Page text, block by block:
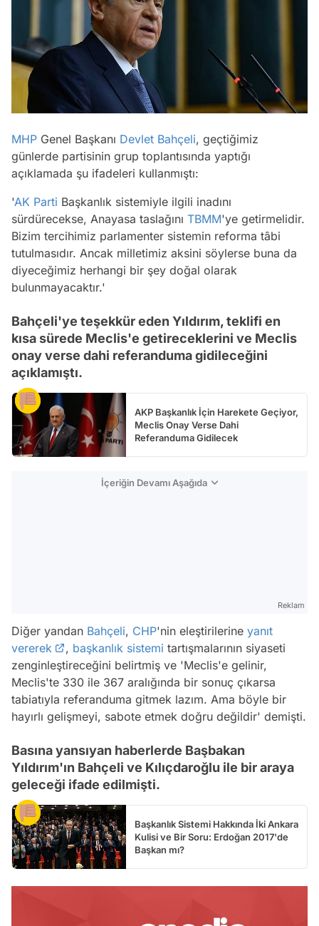
MHP Genel Başkanı Devlet Bahçeli, geçtiğimiz
günlerde partisinin grup toplantısında yaptığı
açıklamada şu ifadeleri kullanmıştı:
'AK Parti Başkanlık sistemiyle ilgili inadını
sürdürecekse, Anayasa taslağını TBMM'ye getirmelidir.
Bizim tercihimiz parlamenter sistemin reforma tâbi
tutulmasıdır. Ancak milletimiz aksini söylerse buna da
diyeceğimiz herhangi bir şey doğal olarak
bulunmayacaktır.'
Bahçeli'ye teşekkür eden Yıldırım, teklifi en
kısa sürede Meclis'e getireceklerini ve Meclis
onay verse dahi referanduma gidileceğini
açıklamıştı.
AKP Başkanlık İçin Harekete Geçiyor,
Meclis Onay Verse Dahi
Referanduma Gidilecek
İçeriğin Devamı Aşağıda
Reklam
Diğer yandan Bahçeli, CHP'nin eleştirilerine yanıt
vererek
, başkanlık sistemi tartışmalarının siyaseti
zenginleştireceğini belirtmiş ve 'Meclis'e gelinir,
Meclis'te 330 ile 367 aralığında bir sonuç çıkarsa
tabiatıyla referanduma gitmek lazım. Ama böyle bir
hayırlı gelişmeyi, sabote etmek doğru değildir' demişti.
Basına yansıyan haberlerde Başbakan
Yıldırım'ın Bahçeli ve Kılıçdaroğlu ile bir araya
geleceği ifade edilmişti.
Başkanlık Sistemi Hakkında İki Ankara
Kulisi ve Bir Soru: Erdoğan 2017'de
Başkan mı?